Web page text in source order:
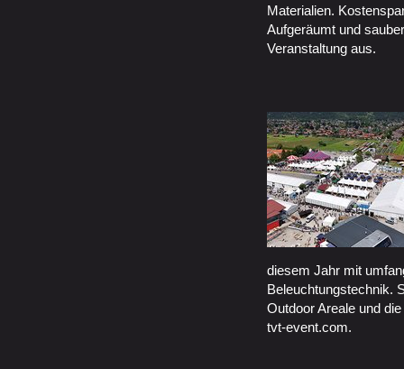
Materialien.
Aufgeräumt und
Veranstaltung aus.
diesem Jahr mit
Beleuchtungstechnik.
Outdoor Areale und
tvt-event.com.